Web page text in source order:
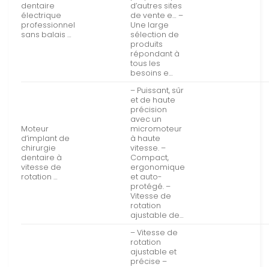
dentaire
électrique
professionnel
sans balais …
d’autres sites
de vente e… –
Une large
sélection de
produits
répondant à
tous les
besoins e…
Moteur
d’implant de
chirurgie
dentaire à
vitesse de
rotation …
– Puissant, sûr
et de haute
précision
avec un
micromoteur
à haute
vitesse. –
Compact,
ergonomique
et auto-
protégé. –
Vitesse de
rotation
ajustable de…
– Vitesse de
rotation
ajustable et
précise –